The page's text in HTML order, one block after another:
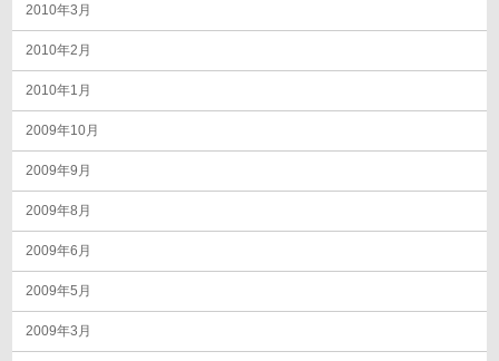
2010年3月
2010年2月
2010年1月
2009年10月
2009年9月
2009年8月
2009年6月
2009年5月
2009年3月